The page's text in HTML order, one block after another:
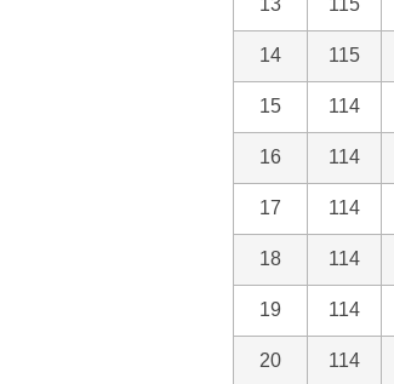
13 115
14 115
15 114
16 114
17 114
18 114
19 114
20 114